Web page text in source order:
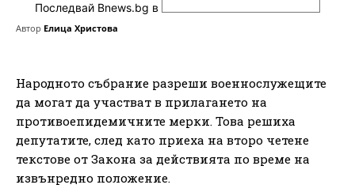
Последвай Bnews.bg в
Автор Елица Христова
Народното събрание разреши военнослужещите
да могат да участват в прилагането на
противоепидемичните мерки. Това решиха
депутатите, след като приеха на второ четене
текстове от Закона за действията по време на
извънредно положение.